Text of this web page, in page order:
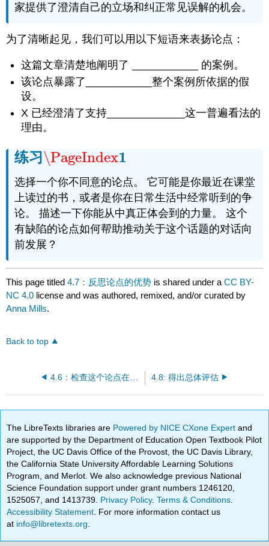
家提供了澄清自己的立场和纠正常见误解的机会。
为了清晰起见，我们可以用以下短语来表扬论点：
这篇文章清楚地阐明了 ___________ 的案例。
该论点暴露了___________整个案例所依据的假
设。
X 已经澄清了支持_____________这一普遍看法的
理由。
练习 \PageIndex1
\PageIndex1
选择一个你不同意的论点。 它可能是你最近在课堂
上读过的书，或者是你在日常生活中经常听到的争
论。 描述一下你能从中真正体会到的力量。 这个
有缺陷的论点如何帮助推动关于这个话题的对话向
前发展？
This page titled4.7：反思论点的优势 is shared under aCC BY-
NC 4.0 license and was authored, remixed, and/or curated by
Anna Mills.
Back to top
4.8: 得出总体评估
The LibreTexts libraries are Powered by NICE CXone Expertand
are supported by the Department of Education Open Textbook Pilot
Project, the UC Davis Office of the Provost, the UC Davis Library,
the California State University Affordable Learning Solutions
Program, and Merlot. We also acknowledge previous National
Science Foundation support under grant numbers 1246120,
1525057, and 1413739. Privacy Policy.Terms & Conditions
Accessibility Statement . For more information contact us
at info@libretexts.org